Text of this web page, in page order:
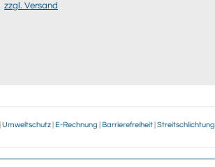
zzgl. Versand
Umweltschutz E-Rechnung Barrierefreiheit Streitschlichtung